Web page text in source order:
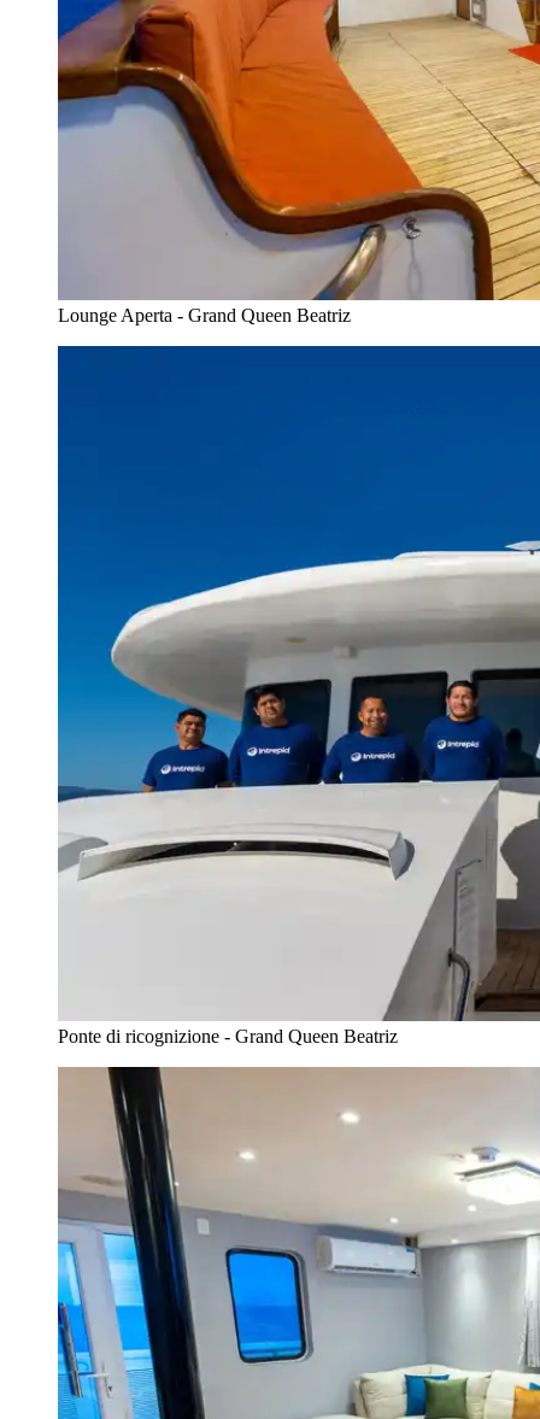
Lounge Aperta - Grand Queen Beatriz
Ponte di ricognizione - Grand Queen Beatriz